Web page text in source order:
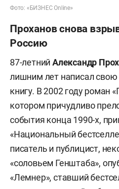
Фото: «БИЗНЕС Online»
Проханов снова
Россию
87-летний Александр
лишним лет написал
книгу. В 2002 году роман
котором причудливо
события конца 1990-х,
«Национальный
писатель и публицист,
«соловьем Генштаба»,
«Лемнер», ставший